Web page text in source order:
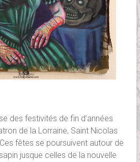
des festivités de fin d’années
de la Lorraine, Saint Nicolas
fêtes se poursuivent autour de
jusque celles de la nouvelle